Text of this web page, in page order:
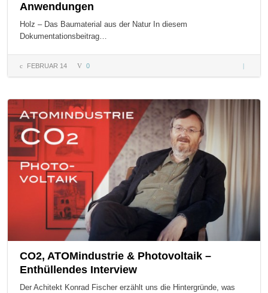
Anwendungen
Holz – Das Baumaterial aus der Natur In diesem
Dokumentationsbeitrag…
FEBRUAR 14 0
über
CO2, ATOMindustrie & Photovoltaik –
Enthüllendes Interview
Der Achitekt Konrad Fischer erzählt uns die Hintergründe, was